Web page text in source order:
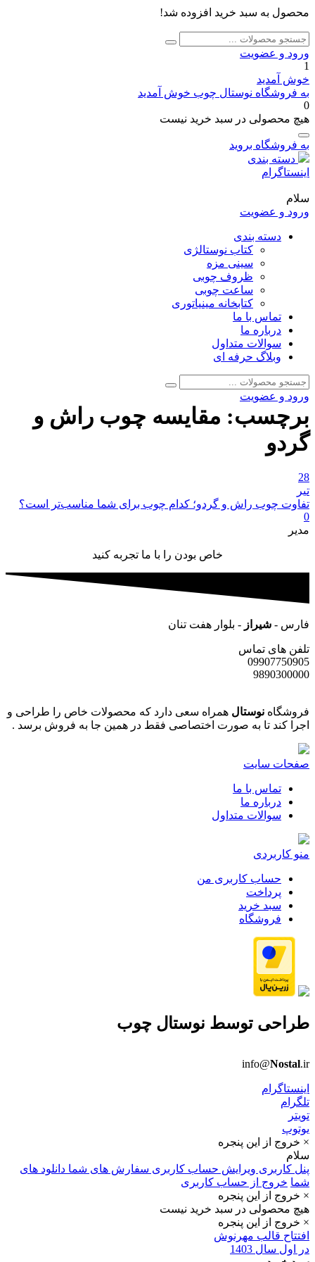
محصول به سبد خرید افزوده شد!
جستجو
برای:
جستجو
ورود و عضویت
1
خوش آمدید
به فروشگاه نوستال چوب خوش آمدید
0
هیچ محصولی در سبد خرید نیست
به فروشگاه بروید
دسته بندی
اینستاگرام
سلام
ورود و عضویت
دسته بندی
کتاب نوستالژی
سینی مزه
ظروف چوبی
ساعت چوبی
کتابخانه مینیاتوری
تماس با ما
درباره ما
سوالات متداول
وبلاگ حرفه ای
جستجو
برای:
جستجو
ورود و عضویت
برچسب: مقایسه چوب راش و
گردو
28
تیر
تفاوت چوب راش و گردو؛ کدام چوب برای شما مناسب‌تر است؟
0
مدیر
خاص بودن را با ما تجربه کنید
فارس - شیراز - بلوار هفت تنان
تلفن های تماس
09907750905
9890300000
فروشگاه نوستال همراه سعی دارد که محصولات خاص را طراحی و
اجرا کند تا به صورت اختصاصی فقط در همین جا به فروش برسد .
صفحات سایت
تماس با ما
درباره ما
سوالات متداول
منو کاربردی
حساب کاربری من
پرداخت
سبد خرید
فروشگاه
طراحی توسط نوستال چوب
info@Nostal.ir
اینستاگرام
تلگرام
تویتر
یوتوپ
× خروج از این پنجره
سلام
پنل کاربری ویرایش حساب کاربری سفارش های شما دانلود های
شما خروج از حساب کاربری
× خروج از این پنجره
هیچ محصولی در سبد خرید نیست
× خروج از این پنجره
افتتاح قالب مهرنوش
در اول سال 1403